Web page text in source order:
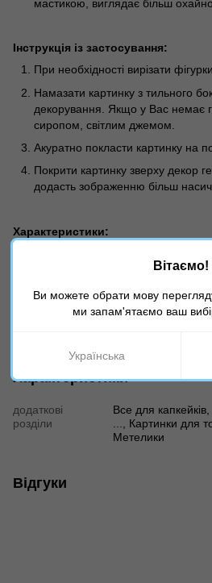
мастикою, виглядає більш охайно.
Інструкція із застосування:
При необхідності вирізати фігурки.
Намазати картинку з тильного
декорування. Якщо у Вас немає
сиропом, світлим джемом.
Акуратно покласти картинку на
Покрити картинку зверху декор
додасть зображенню більш
Характеристики:
Країна-виробник: Україна
Залежно від налаштувань Вашого
Характеристики
додаткові
розділи
Все для
..., Картинки для
Метелики
Відгуки
Вітаємо!
Ви можете обрати мову
ми запам'ятаємо ваш
Українська